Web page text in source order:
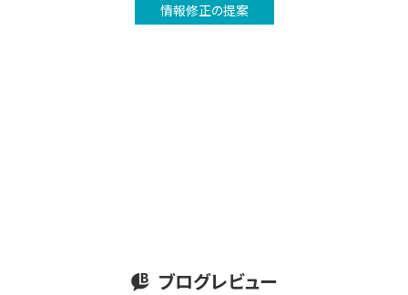
情報修正の提案
ブログレビュー